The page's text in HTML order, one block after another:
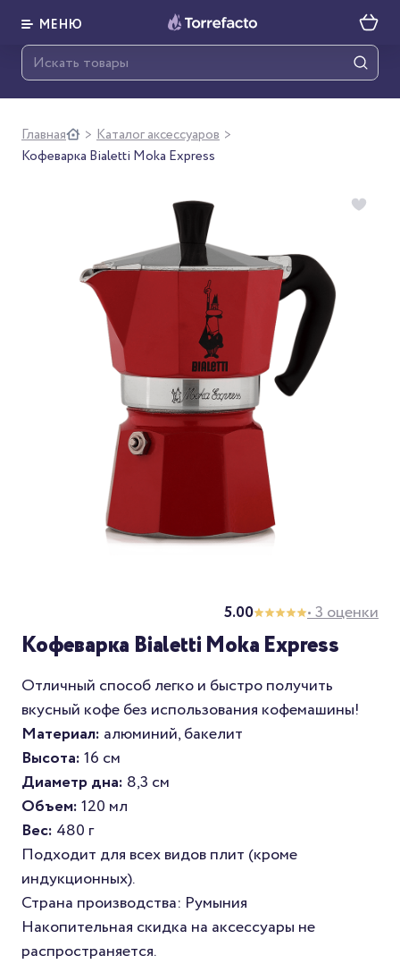
МЕНЮ
Главная > Каталог аксессуаров >
Кофеварка Bialetti Moka Express
Кофеварка Bialetti Moka Express
5.00 • 3 оценки
Отличный способ легко и быстро получить
вкусный кофе без использования кофемашины!
Материал: алюминий, бакелит
Высота:16 см
Диаметр дна: 8,3 см
Объем:120 мл
Вес: 480 г
Подходит для всех видов плит (кроме
индукционных).
Страна производства: Румыния
Накопительная скидка на аксессуары не
распространяется.